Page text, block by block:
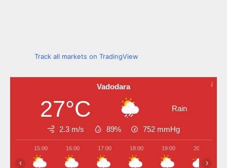
Track all markets on TradingView
Vadodara
27°C Rain
2.3 m/s 89% 752 mmHg
15:00 16:00 17:00 18:00 19:00 20:00
‹ ›